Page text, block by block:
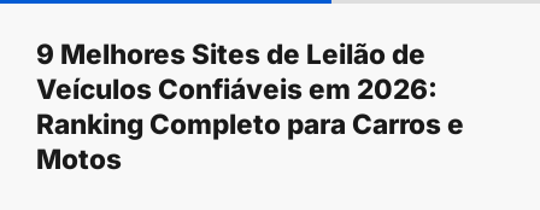
9 Melhores Sites de Leilão de
Veículos Confiáveis em 2026:
Ranking Completo para Carros e
Motos